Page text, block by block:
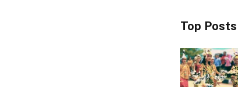
Top Posts